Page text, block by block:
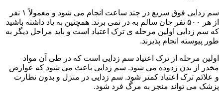
سم زدایی فوق سریع در چند ساعت انجام می شود و معمولاً ۱ نفر
از هر ۵۰۰ نفر جان سالم به در نمی برند. همچنین به یاد داشته باشید
که سم زدایی اولین مرحله ی ترک اعتیاد است و باید مراحل دیگر به
طور پیوسته انجام پذیرند.
اولین مرحله از ترک اعتیاد سم زدایی است که در طی آن مواد
مخدر از بدن زدوده می شود. سم زدایی باعث می شود که عوارض
و علائم ترک اعتیاد کمتر شود. سم زدایی در منزل و بدون نظارت
پزشک می تواند منجر به مرگ فرد شود.